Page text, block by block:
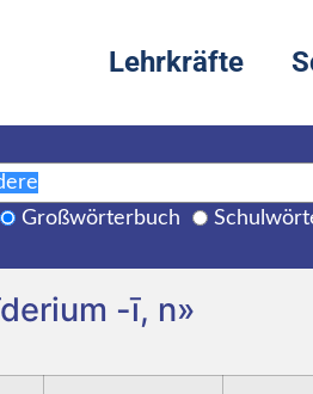
Lehrkräfte
Großwörterbuch
-ī, n»